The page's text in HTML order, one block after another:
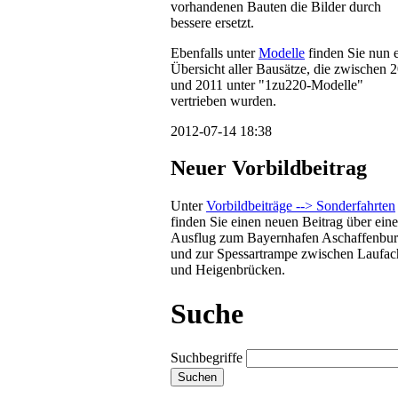
vorhandenen Bauten die Bilder durch
bessere ersetzt.
Ebenfalls unterModelle finden Sie nun
Übersicht aller Bausätze, die zwischen
und 2011 unter "1zu220-Modelle"
vertrieben wurden.
2012-07-14 18:38
Neuer Vorbildbeitrag
UnterVorbildbeiträge --> Sonderfahrten
finden Sie einen neuen Beitrag über
Ausflug zum Bayernhafen
und zur Spessartrampe zwischen
und Heigenbrücken.
Suche
Suchbegriffe